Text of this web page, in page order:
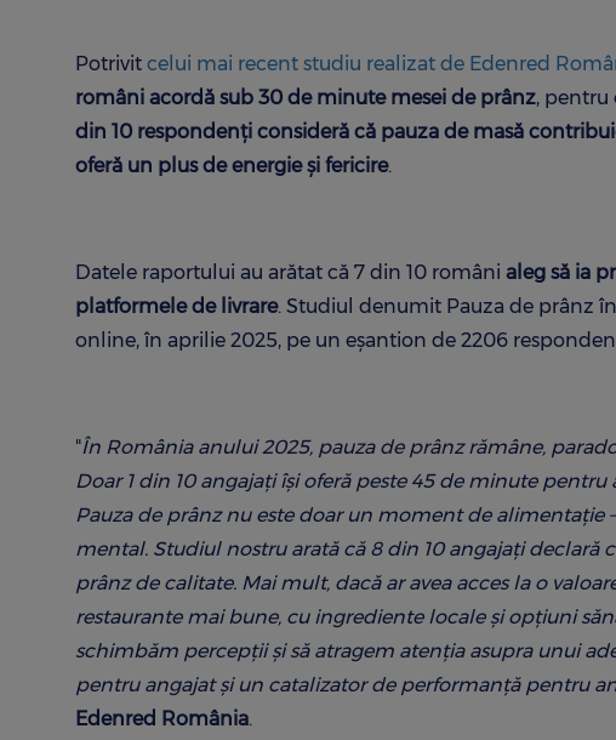
Potrivit celui mai recent studiu realizat de Edenred
români acordă sub 30 de minute mesei de prânz, pentru
din 10 respondenți consideră că pauza de masă
oferă un plus de energie și fericire.
Datele raportului au arătat că 7 din 10 români aleg să ia
platformele de livrare. Studiul denumit Pauza de prânz
online, în aprilie 2025, pe un eșantion de 2206
"În România anului 2025, pauza de prânz rămâne,
Doar 1 din 10 angajați își oferă peste 45 de minute
Pauza de prânz nu este doar un moment de alimentație
mental. Studiul nostru arată că 8 din 10 angajați declară
prânz de calitate. Mai mult, dacă ar avea acces la o
restaurante mai bune, cu ingrediente locale și opțiuni
schimbăm percepții și să atragem atenția asupra unui
pentru angajat și un catalizator de performanță pentru
Edenred România.